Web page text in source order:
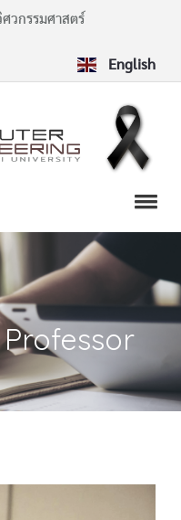
วกรรมศาสตร์
English